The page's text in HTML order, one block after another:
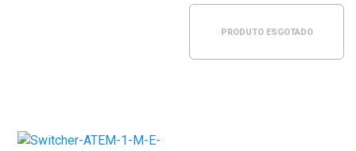
PRODUTO ESGOTADO